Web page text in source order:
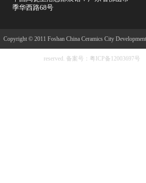
季华西路68号
Copyright © 2011 Foshan China Ceramics City
reserved. 备案号：粤ICP备12003697号